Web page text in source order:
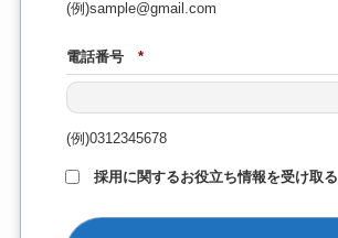
(例)sample@gmail.com
電話番号 *
(例)0312345678
採用に関するお役立ち情報を受け取る